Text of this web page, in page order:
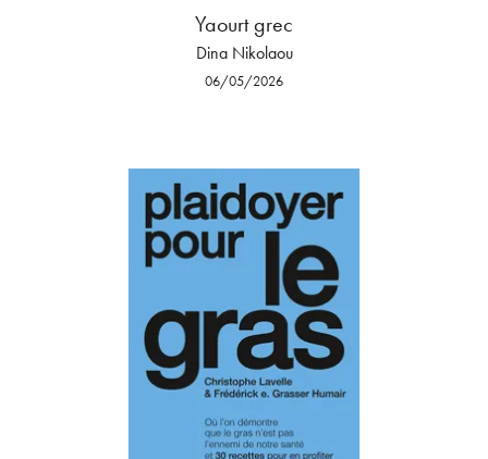
Yaourt grec
Dina Nikolaou
06/05/2026